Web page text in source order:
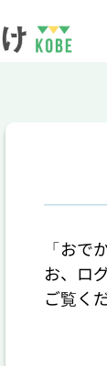
「おで
お、ロ
ご覧く